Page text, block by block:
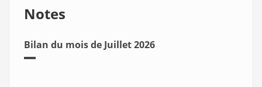
Notes
Bilan du mois de Juillet 2026